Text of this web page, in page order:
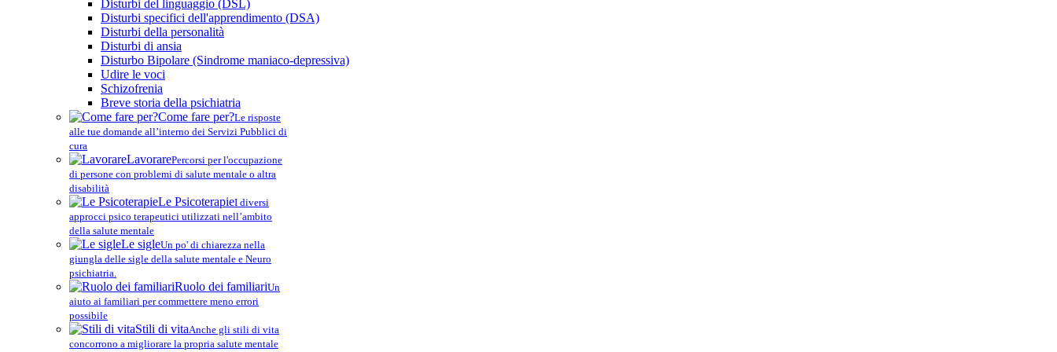
Disturbi del linguaggio (DSL)
Disturbi specifici dell'apprendimento (DSA)
Disturbi della personalità
Disturbi di ansia
Disturbo Bipolare (Sindrome maniaco-depressiva)
Udire le voci
Schizofrenia
Breve storia della psichiatria
Come fare per?Le risposte
alle tue domande all’interno dei Servizi Pubblici di
cura
LavorarePercorsi per l'occupazione
di persone con problemi di salute mentale o altra
disabilità
Le PsicoterapieI diversi
approcci psico terapeutici utilizzati nell’ambito
della salute mentale
Le sigleUn po' di chiarezza nella
giungla delle sigle della salute mentale e Neuro
psichiatria.
Ruolo dei familiariUn
aiuto ai familiari per commettere meno errori
possibile
Stili di vitaAnche gli stili di vita
concorrono a migliorare la propria salute mentale